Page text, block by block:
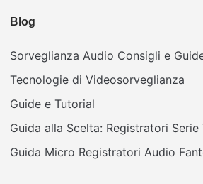
Blog
Sorveglianza Audio Consigli e
Tecnologie di Videosorveglianza
Guide e Tutorial
Guida alla Scelta: Registratori
Guida Micro Registratori Audio